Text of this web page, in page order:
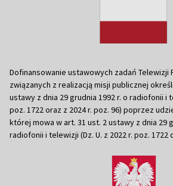
Dofinansowanie ustawowych zadań Telewizji
związanych z realizacją misji publicznej
ustawy z dnia 29 grudnia 1992 r. o radiofonii i
poz. 1722 oraz z 2024 r. poz. 96) poprzez
której mowa w art. 31 ust. 2 ustawy z dnia 29
radiofonii i telewizji (Dz. U. z 2022 r. poz. 1722